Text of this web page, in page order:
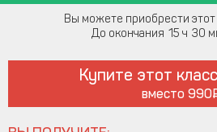
Вы можете приобрести этот
До окончания 15 30
Купите этот
вместо 990